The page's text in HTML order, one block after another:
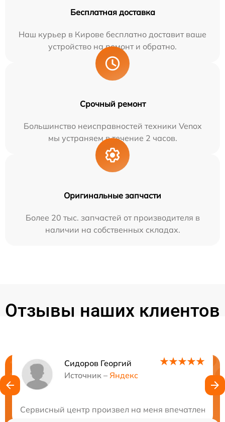
Бесплатная доставка
Наш курьер в Кирове бесплатно доставит ваше
устройство на ремонт и обратно.
Срочный ремонт
Большинство неисправностей техники Venox
мы устраняем в течение 2 часов.
Оригинальные запчасти
Более 20 тыс. запчастей от производителя в
наличии на собственных складах.
Отзывы наших клиентов
Сидоров Георгий
Источник – Яндекс
Сервисный центр произвел на меня впечатление
Нужна консультация?